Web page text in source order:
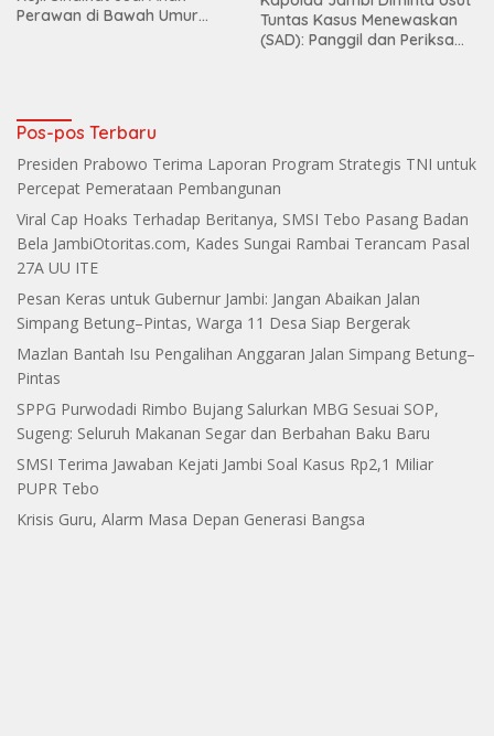
Perawan di Bawah Umur
Tuntas Kasus Menewaskan
(SAD): Panggil dan Periksa
Pos-pos Terbaru
Presiden Prabowo Terima Laporan Program Strategis TNI untuk
Percepat Pemerataan Pembangunan
Viral Cap Hoaks Terhadap Beritanya, SMSI Tebo Pasang Badan
Bela JambiOtoritas.com, Kades Sungai Rambai Terancam Pasal
27A UU ITE
Pesan Keras untuk Gubernur Jambi: Jangan Abaikan Jalan
Simpang Betung–Pintas, Warga 11 Desa Siap Bergerak
Mazlan Bantah Isu Pengalihan Anggaran Jalan Simpang Betung–
Pintas
SPPG Purwodadi Rimbo Bujang Salurkan MBG Sesuai SOP,
Sugeng: Seluruh Makanan Segar dan Berbahan Baku Baru
SMSI Terima Jawaban Kejati Jambi Soal Kasus Rp2,1 Miliar
PUPR Tebo
Krisis Guru, Alarm Masa Depan Generasi Bangsa